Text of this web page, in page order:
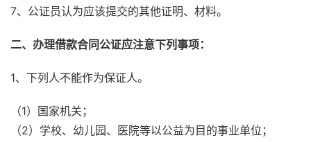
7、公证员认为应该提交的其他证明、材料。
二、办理借款合同公证应注意下列事项：
1、下列人不能作为保证人。
（1）国家机关；
（2）学校、幼儿园、医院等以公益为目的事业单位；